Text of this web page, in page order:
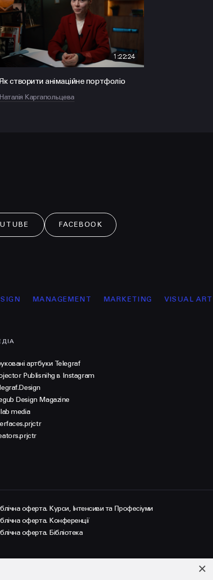
1:22:24
створити анімаційне портфоліо
Наталія Каргапольцева
FACEBOOK
MANAGEMENT MARKETING VISUAL ARTS
артбуки Telegraf
Publisnihg в Instagram
Design Magazine
media
оферта. Курси, Інтенсиви та Професіуми
оферта. Конференції
оферта. Бібліотека
×